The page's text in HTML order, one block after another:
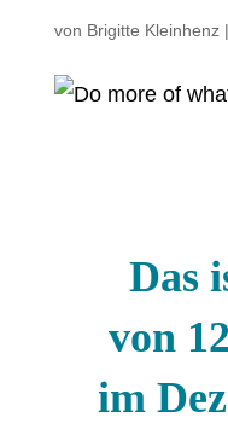
von Brigitte Kleinhenz|
Das
von
im